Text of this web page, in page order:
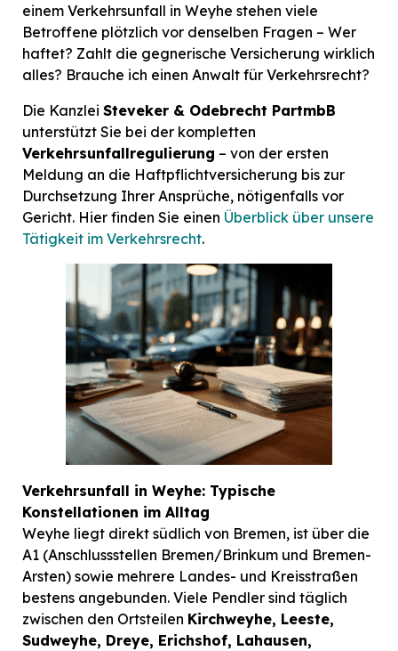
einem Verkehrsunfall in Weyhe stehen viele
Betroffene plötzlich vor denselben Fragen – Wer
haftet? Zahlt die gegnerische Versicherung wirklich
alles? Brauche ich einen Anwalt für Verkehrsrecht?
Die Kanzlei Steveker & Odebrecht PartmbB
unterstützt Sie bei der kompletten
Verkehrsunfallregulierung – von der ersten
Meldung an die Haftpflichtversicherung bis zur
Durchsetzung Ihrer Ansprüche, nötigenfalls vor
Gericht. Hier finden Sie einen Überblick über unsere
Tätigkeit im Verkehrsrecht.
Verkehrsunfall in Weyhe: Typische
Konstellationen im Alltag
Weyhe liegt direkt südlich von Bremen, ist über die
A1 (Anschlussstellen Bremen/Brinkum und Bremen-
Arsten) sowie mehrere Landes- und Kreisstraßen
bestens angebunden. Viele Pendler sind täglich
zwischen den Ortsteilen Kirchweyhe, Leeste,
Sudweyhe, Dreye, Erichshof, Lahausen,